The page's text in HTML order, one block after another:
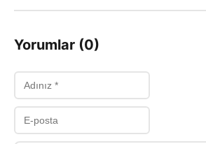
Yorumlar (0)